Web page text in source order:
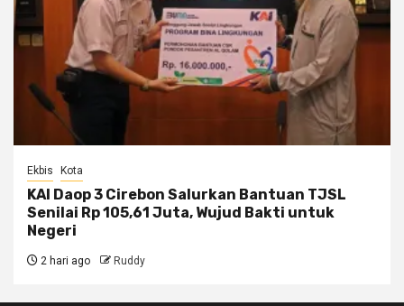
Ekbis Kota
KAI Daop 3 Cirebon Salurkan Bantuan TJSL
Senilai Rp 105,61 Juta, Wujud Bakti untuk
Negeri
2 hari ago Ruddy